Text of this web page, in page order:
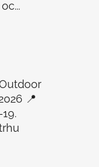
📍